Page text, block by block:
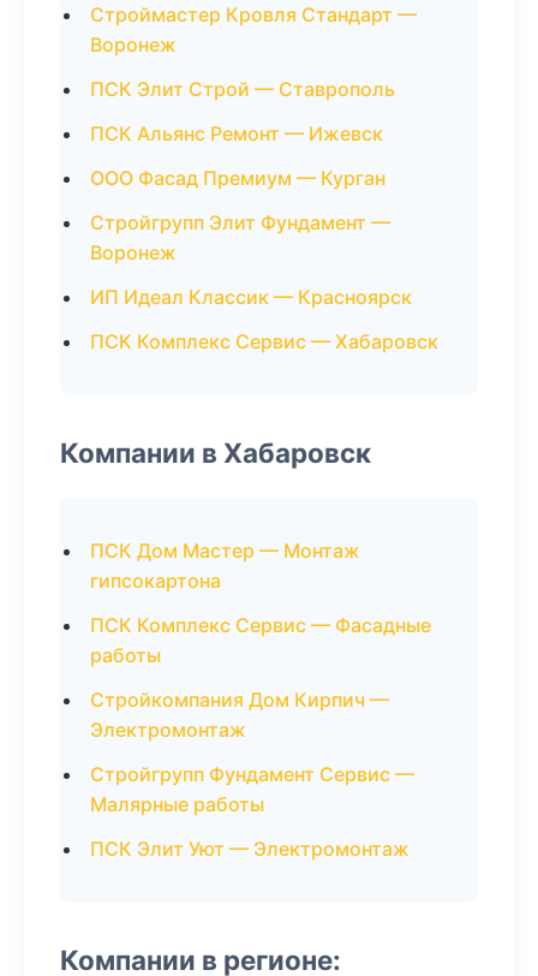
Строймастер Кровля Стандарт —
Воронеж
ПСК Элит Строй — Ставрополь
ПСК Альянс Ремонт — Ижевск
ООО Фасад Премиум — Курган
Стройгрупп Элит Фундамент —
Воронеж
ИП Идеал Классик — Красноярск
ПСК Комплекс Сервис — Хабаровск
Компании в Хабаровск
ПСК Дом Мастер — Монтаж
гипсокартона
ПСК Комплекс Сервис — Фасадные
работы
Стройкомпания Дом Кирпич —
Электромонтаж
Стройгрупп Фундамент Сервис —
Малярные работы
ПСК Элит Уют — Электромонтаж
Компании в регионе: